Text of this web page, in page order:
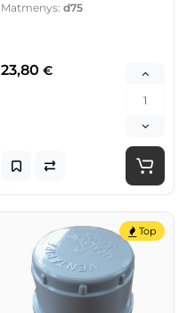
Matmenys: d75
23,80 €
Top